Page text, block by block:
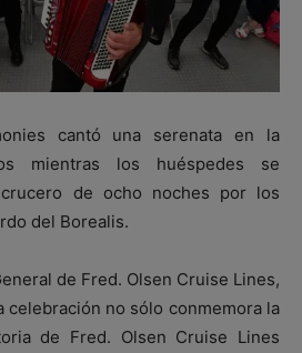
cantó una serenata en la
mientras los huéspedes se
de ocho noches por los
del Borealis.
de Fred. Olsen Cruise Lines,
celebración no sólo conmemora la
de Fred. Olsen Cruise Lines